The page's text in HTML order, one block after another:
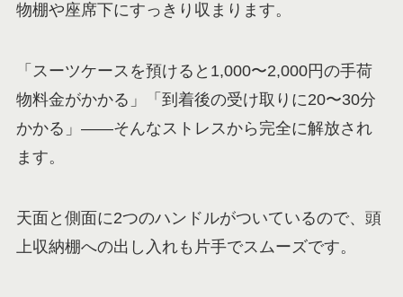
物棚や座席下にすっきり収まります。
「スーツケースを預けると1,000〜2,000円の手荷
物料金がかかる」「到着後の受け取りに20〜30分
かかる」——そんなストレスから完全に解放され
ます。
天面と側面に2つのハンドルがついているので、頭
上収納棚への出し入れも片手でスムーズです。